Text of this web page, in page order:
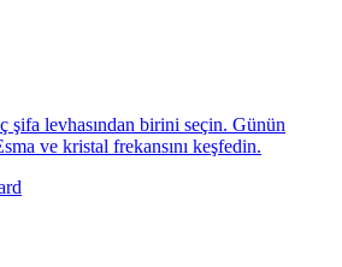
levhasından birini seçin. Günün
ve kristal frekansını keşfedin.